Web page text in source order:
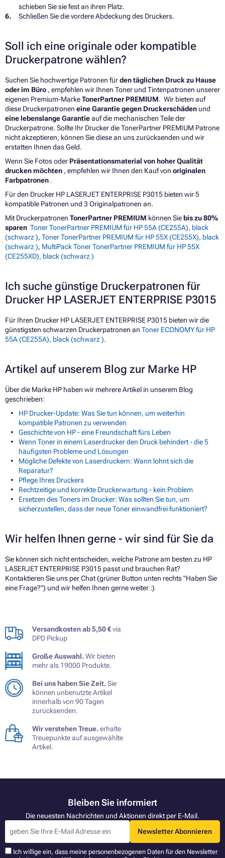
schieben Sie sie fest an ihren Platz.
Schließen Sie die vordere Abdeckung des Druckers.
Soll ich eine originale oder kompatible
Druckerpatrone wählen?
Suchen Sie hochwertige Patronen fürden täglichen Druck zu Hause
oder im Büro , empfehlen wir Ihnen Toner und Tintenpatronen unserer
eigenen Premium-MarkeTonerPartner PREMIUM. Wir bieten auf
diese Druckerpatronen eine Garantie gegen Druckerschäden und
eine lebenslange Garantieauf die mechanischen Teile der
Druckerpatrone. Sollte Ihr Drucker die TonerPartner PREMIUM Patrone
nicht akzeptieren, können Sie diese an uns zurücksenden und wir
erstatten Ihnen das Geld.
Wenn Sie Fotos oder Präsentationsmaterial von hoher Qualität
drucken möchten , empfehlen wir Ihnen den Kauf von originalen
Farbpatronen .
Für den Drucker HP LASERJET ENTERPRISE P3015 bieten wir 5
kompatible Patronen und 3 Originalpatronen an.
Mit Druckerpatronen TonerPartner PREMIUM können Sie bis zu 80%
sparen Toner TonerPartner PREMIUM für HP 55A (CE255A), black
(schwarz ), Toner TonerPartner PREMIUM für HP 55X (CE255X), black
(schwarz ), MultiPack Toner TonerPartner PREMIUM für HP 55X
(CE255XD), black (schwarz )
Ich suche günstige Druckerpatronen für
Drucker HP LASERJET ENTERPRISE P3015
Für Ihren Drucker HP LASERJET ENTERPRISE P3015 bieten wir die
günstigsten schwarzen Druckerpatronen an Toner ECONOMY für HP
55A (CE255A), black (schwarz ).
Artikel auf unserem Blog zur Marke HP
Über die Marke HP haben wir mehrere Artikel in unserem Blog
geschrieben:
HP Drucker-Update: Was Sie tun können, um weiterhin
kompatible Patronen zu verwenden
Geschichte von HP - eine Freundschaft fürs Leben
Wenn Toner in einem Laserdrucker den Druck behindert - die 5
häufigsten Probleme und Lösungen
Mögliche Defekte von Laserdruckern: Wann lohnt sich die
Reparatur?
Pflege Ihres Druckers
Rechtzeitige und korrekte Druckerwartung - kein Problem
Ersetzen des Toners im Drucker: Was sollten Sie tun, um
sicherzustellen, dass der neue Toner einwandfrei funktioniert?
Wir helfen Ihnen gerne - wir sind für Sie da
Sie können sich nicht entscheiden, welche Patrone am besten zu HP
LASERJET ENTERPRISE P3015 passt und brauchen Rat?
Kontaktieren Sie uns per Chat (grüner Button unten rechts "Haben Sie
eine Frage?") und wir helfen Ihnen gerne weiter :)
Versandkosten ab 5,50 €via
DPD Pickup
Große Auswahl.Wir bieten
mehr als 19000 Produkte.
Bei uns haben Sie Zeit.Sie
können unbenutzte Artikel
innerhalb von 90 Tagen
zurücksenden.
Wir verstehen Treue.erhalte
Treuepunkte auf ausgewählte
Artikel.
Bleiben Sie informiert
Die neuesten Nachrichten und Aktionen direkt per E-Mail.
Newsletter Abonnieren
Ich willige ein, dass meine personenbezogenen Daten für den Newsletter